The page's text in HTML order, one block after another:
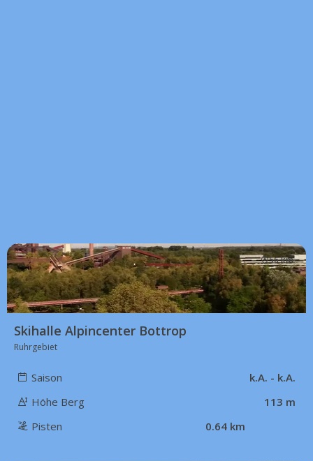
56 km
Skihalle Alpincenter Bottrop
Ruhrgebiet
Saison
k.A. - k.A.
Höhe Berg
113 m
Pisten
0.64 km